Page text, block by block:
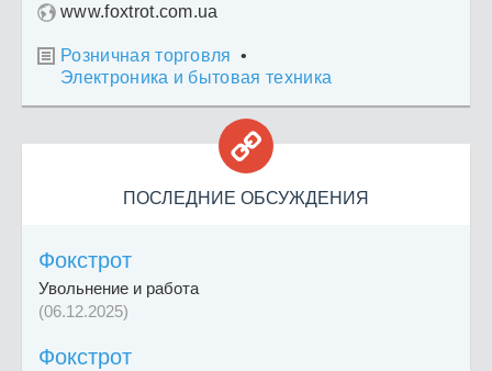
www.foxtrot.com.ua
 Розничная торговля •
Электроника и бытовая техника

ПОСЛЕДНИЕ ОБСУЖДЕНИЯ
Фокстрот
Увольнение и работа
(06.12.2025)
Фокстрот